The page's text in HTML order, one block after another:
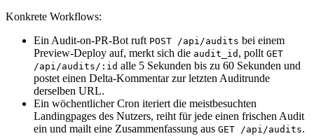
Konkrete Workflows:
Ein Audit-on-PR-Bot ruft POST /api/audits bei einem
Preview-Deploy auf, merkt sich die audit_id , pollt GET
/api/audits/:id alle 5 Sekunden bis zu 60 Sekunden und
postet einen Delta-Kommentar zur letzten Auditrunde
derselben URL.
Ein wöchentlicher Cron iteriert die meistbesuchten
Landingpages des Nutzers, reiht für jede einen frischen Audit
ein und mailt eine Zusammenfassung aus GET /api/audits.